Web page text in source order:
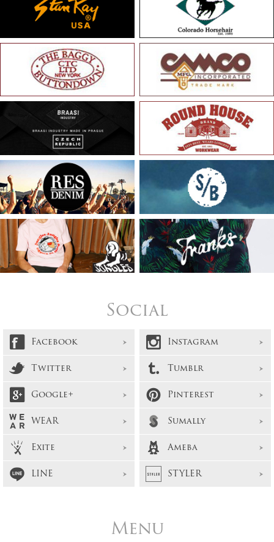
Social
Facebook
Instagram
Twitter
Tumblr
Google+
Pinterest
WEAR
Sumally
Exite
Ameba
LINE
STYLER
Menu